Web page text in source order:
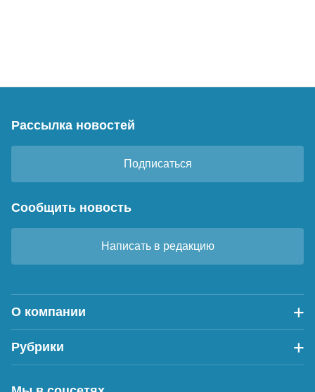
Рассылка новостей
Подписаться
Сообщить новость
Написать в редакцию
О компании
Рубрики